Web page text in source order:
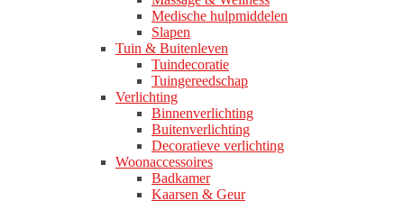
Medische hulpmiddelen
Slapen
Tuin & Buitenleven
Tuindecoratie
Tuingereedschap
Verlichting
Binnenverlichting
Buitenverlichting
Decoratieve verlichting
Woonaccessoires
Badkamer
Kaarsen & Geur